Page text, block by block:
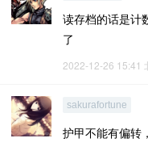
读存档的话是计
了
2022-12-26 15:41
sakurafortune
护甲不能有偏转